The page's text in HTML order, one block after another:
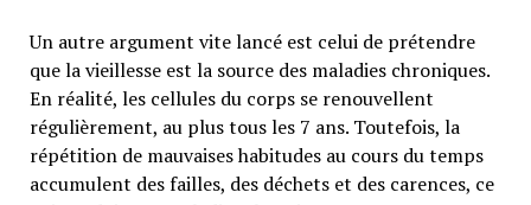
Un autre argument vite lancé est celui de prétendre
que la vieillesse est la source des maladies chroniques.
En réalité, les cellules du corps se renouvellent
régulièrement, au plus tous les 7 ans. Toutefois, la
répétition de mauvaises habitudes au cours du temps
accumulent des failles, des déchets et des carences, ce